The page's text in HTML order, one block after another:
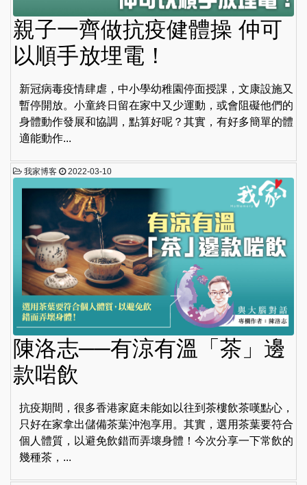
親子一齊做抗疫健體操 仲可
以順手放埋電！
新冠病毒疫情肆虐，中小學幼稚園停面授課，文康設施又
暫停開放。小童終日留在家中又少運動，或會阻礙他們的
身體動作發展和協調，點算好呢？其實，有好多簡單的體
適能動作...
我家博客 2022-03-10
陳洛志──有涼有溫「茶」邊
款啱飲
抗疫期間，很多香港家庭未能如以往到茶樓飲茶嘆點心，
只好在家拿出儲備茶葉沖泡享用。其實，選用茶葉要符合
個人體質，以避免飲錯而弄壞身體！今次分享一下常飲的
幾種茶，...